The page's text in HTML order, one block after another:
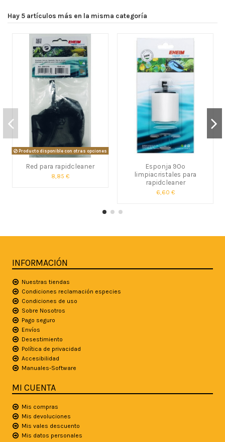
Hay 5 artículos más en la misma categoría
Producto disponible con otras opciones
Red para rapidcleaner
8,85 €
Esponja 90º
limpiacristales para
rapidcleaner
6,60 €
INFORMACIÓN
Nuestras tiendas
Condiciones reclamación especies
Condiciones de uso
Sobre Nosotros
Pago seguro
Envíos
Desestimiento
Política de privacidad
Accesibilidad
Manuales-Software
MI CUENTA
Mis compras
Mis devoluciones
Mis vales descuento
Mis datos personales